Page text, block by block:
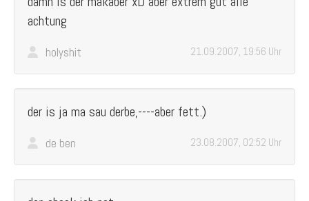
achtung
holyshit 21.09.2007, 19:56 Uhr
der is ja ma sau derbe,----aber fett.)
de ben 23.08.2007, 02:52 Uhr